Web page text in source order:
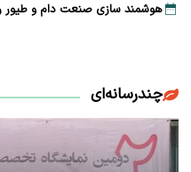
هوشمند سازی صنعت دام و طیور
چندرسانه‌ای